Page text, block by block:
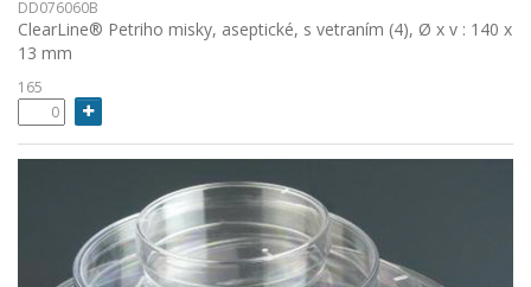
DD076060B
ClearLine® Petriho misky, aseptické, s vetraním (4), Ø x v : 140 x
13 mm
165